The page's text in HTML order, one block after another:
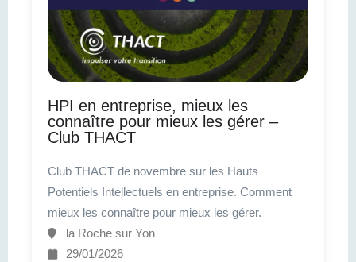
HPI en entreprise, mieux les
connaître pour mieux les gérer –
Club THACT
Club THACT de novembre sur les Hauts
Potentiels Intellectuels en entreprise. Comment
mieux les connaître pour mieux les gérer.
la Roche sur Yon
29/01/2026